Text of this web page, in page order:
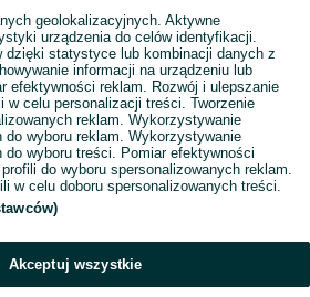
geolokalizacyjnych. Aktywne
urządzenia do celów identyfikacji.
dzięki statystyce lub kombinacji danych z
informacji na urządzeniu lub
efektywności reklam. Rozwój i ulepszanie
w celu personalizacji treści. Tworzenie
reklam. Wykorzystywanie
do wyboru reklam. Wykorzystywanie
do wyboru treści. Pomiar efektywności
do wyboru spersonalizowanych reklam.
w celu doboru spersonalizowanych treści.
Akceptuj wszystkie